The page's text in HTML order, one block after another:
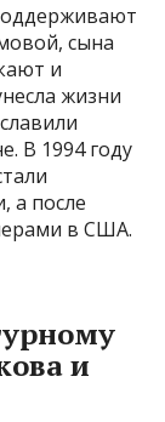
сына
и
жизни
В 1994 году
а после
в США.
и